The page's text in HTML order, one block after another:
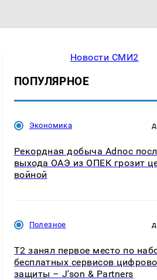
Новости СМИ2
ПОПУЛЯРНОЕ
Экономика
Рекордная добыча Adnoc
выхода ОАЭ из ОПЕК грозит
войной
Полезное
Т2 занял первое место по
бесплатных сервисов
защиты – J'son & Partners